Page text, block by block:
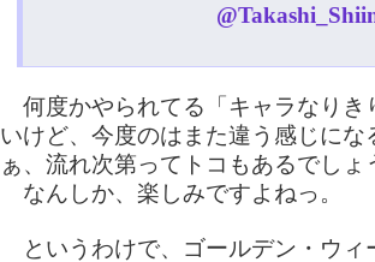
何度かやられてる「キャラなりき
いけど、今度のはまた違う感じに
ぁ、流れ次第ってトコもあるでしょ
なんしか、楽しみですよねっ。
というわけで、ゴールデン・ウィ